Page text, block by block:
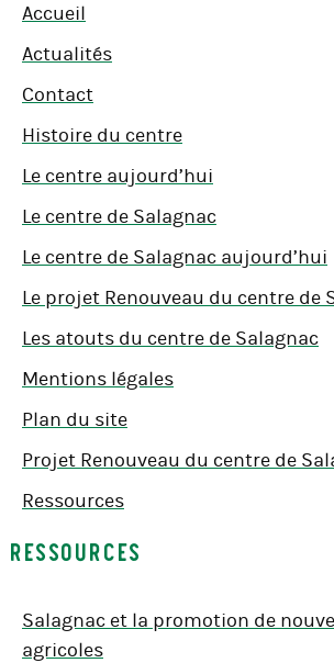
Accueil
Actualités
Contact
Histoire du centre
Le centre aujourd’hui
Le centre de Salagnac
Le centre de Salagnac aujourd’hui
Le projet Renouveau du centre de
Les atouts du centre de Salagnac
Mentions légales
Plan du site
Projet Renouveau du centre de
Ressources
Ressources
Salagnac et la promotion de
agricoles